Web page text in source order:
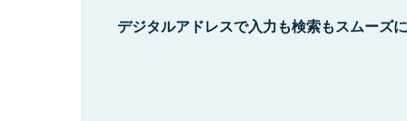
デジタルアドレスで入力も検索もスムーズ